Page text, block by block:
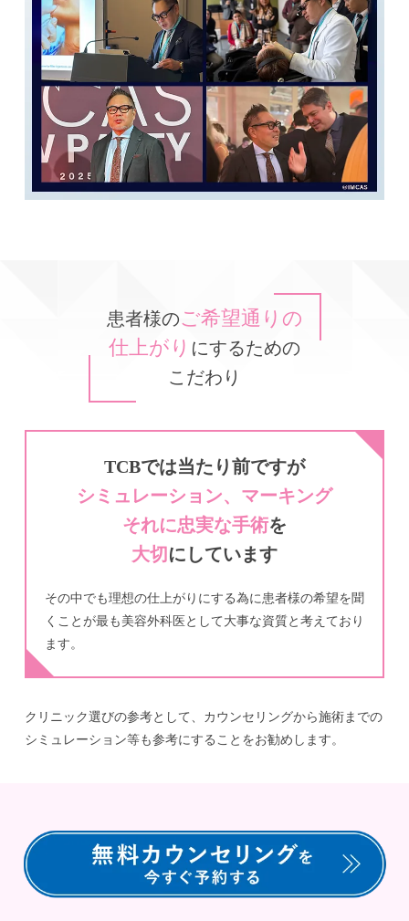
患者様のご希望通りの
仕上がり にするための
こだわり
TCBでは当たり前ですが
シミュレーション、マーキング
それに忠実な手術を
大切 にしています
その中でも理想の仕上がりにする為に患者様の希望を聞
くことが最も美容外科医として大事な資質と考えており
ます。
クリニック選びの参考として、カウンセリングから施術までの
シミュレーション等も参考にすることをお勧めします。